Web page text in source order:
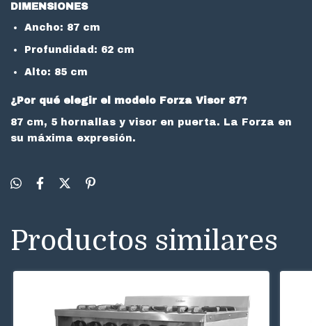
DIMENSIONES
Ancho: 87 cm
Profundidad: 62 cm
Alto: 85 cm
¿Por qué elegir el modelo Forza Visor 87?
87 cm, 5 hornallas y visor en puerta. La Forza en
su máxima expresión.
Productos similares